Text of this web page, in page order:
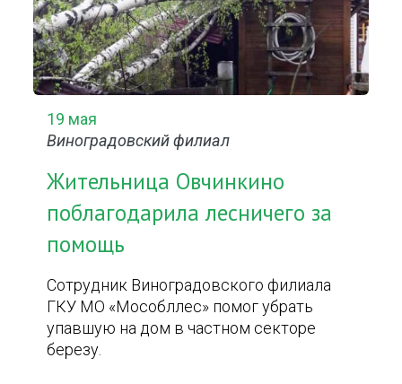
19 мая
Виноградовский филиал
Жительница Овчинкино
поблагодарила лесничего за
помощь
Сотрудник Виноградовского филиала
ГКУ МО «Мособллес» помог убрать
упавшую на дом в частном секторе
березу.